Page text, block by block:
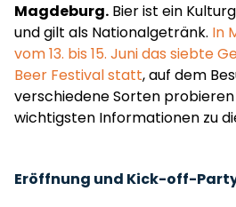
Magdeburg. Bier ist ein
und gilt als Nationalgetränk. In
vom 13. bis 15. Juni das siebte
Beer Festival statt, auf dem
verschiedene Sorten probieren
wichtigsten Informationen zu
Eröffnung und Kick-off-